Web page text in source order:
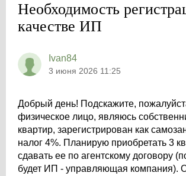
Необходимость
качестве ИП
Ivan84
3 июня 2026 11:25
Добрый день! Подскажите,
физическое лицо, являюсь
квартир, зарегистрирован как
налог 4%. Планирую приобретать 3
сдавать ее по агентскому договору
будет ИП - управляющая компания).